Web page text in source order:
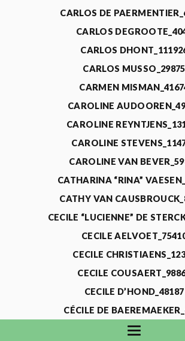
CARLOS DE
CARLOS
CARLOS
CARLOS MUSSO_29875
CARMEN
CAROLINE
CAROLINE
CAROLINE
CAROLINE VAN
CATHARINA “RINA”
CATHY VAN
CECILE “LUCIENNE” DE
CECILE
CECILE
CECILE
CECILE D’HOND_48187
CÉCILE DE
CECILE DE WAELE_4731